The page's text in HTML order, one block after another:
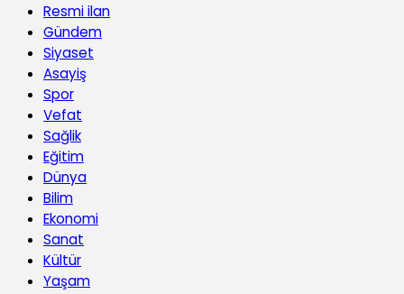
Resmi ilan
Gündem
Siyaset
Asayiş
Spor
Vefat
Sağlik
Eğitim
Dünya
Bilim
Ekonomi
Sanat
Kültür
Yaşam